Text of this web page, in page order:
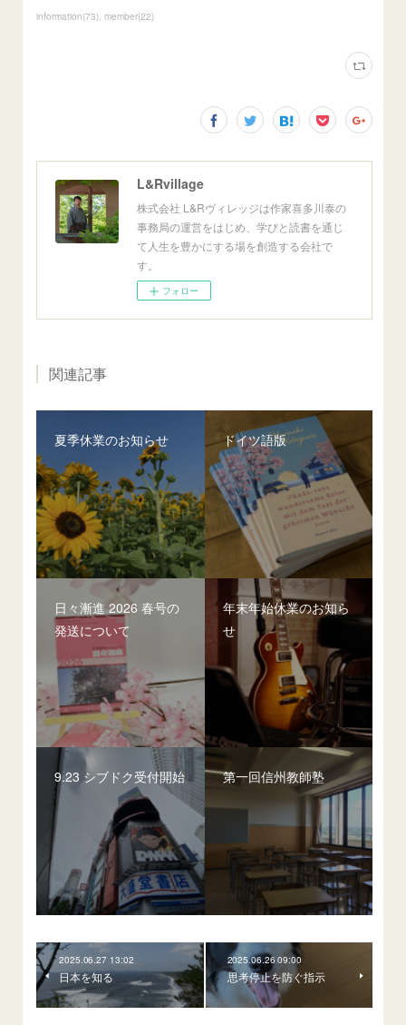
information(73) member(22)
L&Rvillage
株式会社 L&Rヴィレッジは作家喜多川泰の
事務局の運営をはじめ、学びと読書を通じ
て人生を豊かにする場を創造する会社で
す。
フォロー
関連記事
夏季休業のお知らせ ドイツ語版
日々漸進 2026 春号の
発送について
年末年始休業のお知ら
せ
9.23 シブドク受付開始 第一回信州教師塾
2025.06.27 13:02
日本を知る
2025.06.26 09:00
思考停止を防ぐ指示